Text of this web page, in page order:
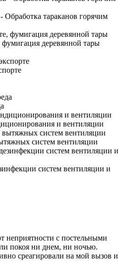
Обработка тараканов горячим
деревянной тары
и вентиляции
систем вентиляции
систем вентиляции и
неприятности с постельными
покоя ни днем, ни ночью.
среагировали на мой вызов и